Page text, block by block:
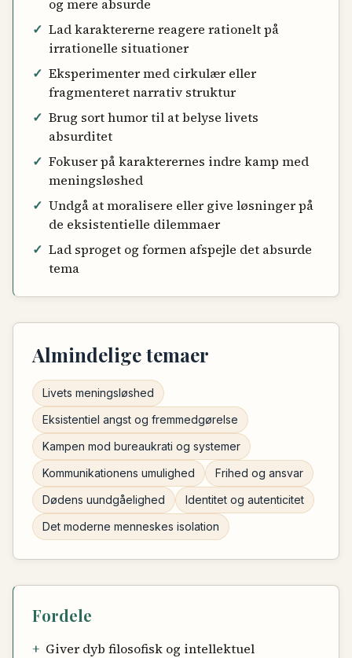
og mere absurde
✓ Lad karaktererne reagere rationelt på
irrationelle situationer
✓ Eksperimenter med cirkulær eller
fragmenteret narrativ struktur
✓ Brug sort humor til at belyse livets
absurditet
✓ Fokuser på karakterernes indre kamp med
meningsløshed
✓ Undgå at moralisere eller give løsninger på
de eksistentielle dilemmaer
✓ Lad sproget og formen afspejle det absurde
tema
Almindelige temaer
Livets meningsløshed
Eksistentiel angst og fremmedgørelse
Kampen mod bureaukrati og systemer
Kommunikationens umulighed
Frihed og ansvar
Dødens uundgåelighed
Identitet og autenticitet
Det moderne menneskes isolation
Fordele
+ Giver dyb filosofisk og intellektuel